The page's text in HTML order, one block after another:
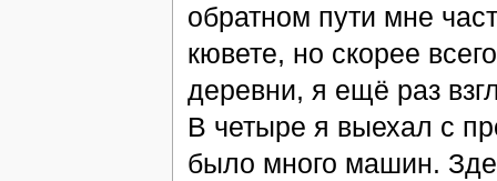
обратном пути мне
кювете, но скорее
деревни, я ещё раз
В четыре я выехал с
было много машин.